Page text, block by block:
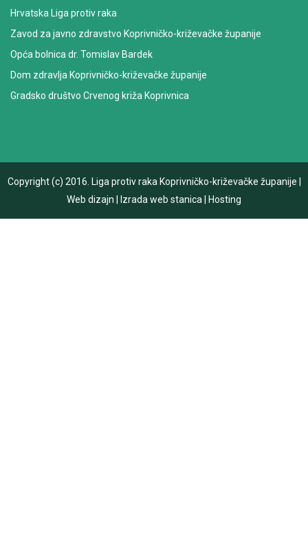
Hrvatska Liga protiv raka
Zavod za javno zdravstvo Koprivničko-križevačke županije
Opća bolnica dr. Tomislav Bardek
Dom zdravlja Koprivničko-križevačke županije
Gradsko društvo Crvenog križa Koprivnica
Copyright (c) 2016. Liga protiv raka Koprivničko-križevačke županije
Web dizajn
Izrada web stanica Hosting